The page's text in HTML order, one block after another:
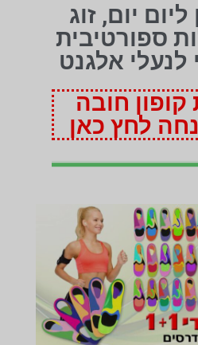
יום, זוג
ספורטיבית
לנעלי אלגנט
חובה
לחץ כאן